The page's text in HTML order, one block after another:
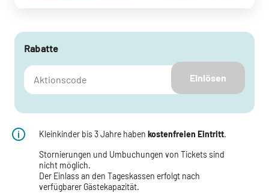
Rabatte
Einlösen
Kleinkinder bis 3 Jahre haben kostenfreien Eintritt.
Stornierungen und Umbuchungen von Tickets sind
nicht möglich.
Der Einlass an den Tageskassen erfolgt nach
verfügbarer Gästekapazität.